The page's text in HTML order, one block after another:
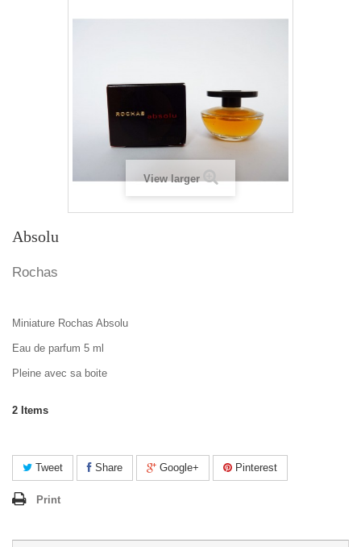
View larger
Absolu
Rochas
Miniature Rochas Absolu
Eau de parfum 5 ml
Pleine avec sa boite
2 Items
Tweet Share Google+ Pinterest
Print